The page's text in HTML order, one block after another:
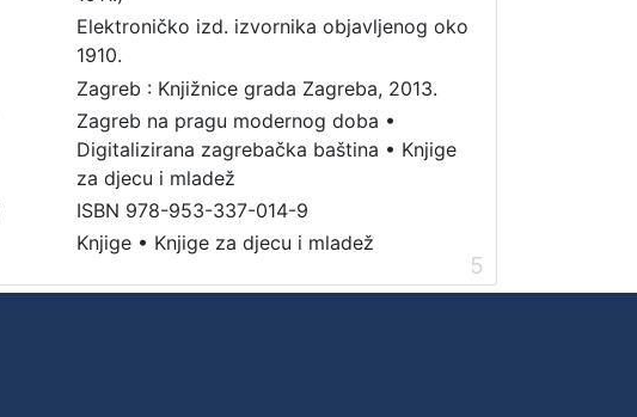
Elektroničko izd. izvornika objavljenog oko
1910.
Zagreb : Knjižnice grada Zagreba, 2013.
Zagreb na pragu modernog doba •
Digitalizirana zagrebačka baština • Knjige
za djecu i mladež
ISBN 978-953-337-014-9
Knjige• Knjige za djecu i mladež
5